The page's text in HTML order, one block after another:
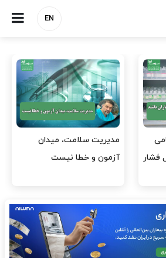
EN
واردات دارو و کالاهای اساسی
باید در اولویت تخصیص ارز